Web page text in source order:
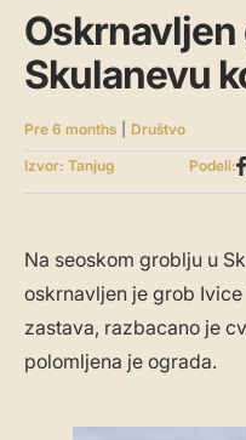
Oskrnavljen
Skulanevu
Pre 6 months Društvo
Izvor: Tanjug
Podeli:
Na seoskom groblju u
oskrnavljen je grob
zastava, razbacano je
polomljena je ograda.